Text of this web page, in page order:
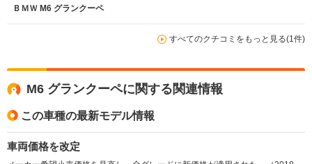
ＢＭＷ M6 グランクーペ
すべてのクチコミをもっと見る(1件)
M6 グランクーペに関する関連情報
この車種の最新モデル情報
車両価格を改定